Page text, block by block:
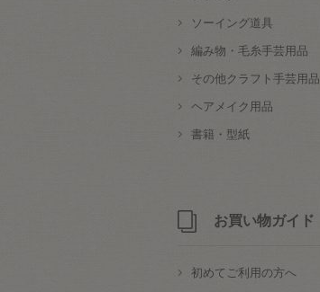
ソーイング道具
編み物・毛糸手芸用品
その他クラフト手芸用品
ヘアメイク用品
書籍・型紙
お買い物ガイド
初めてご利用の方へ